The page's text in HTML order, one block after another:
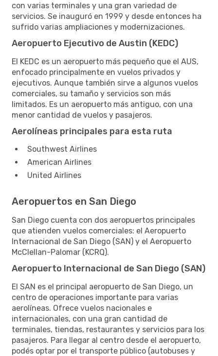
con varias terminales y una gran variedad de
servicios. Se inauguró en 1999 y desde entonces ha
sufrido varias ampliaciones y modernizaciones.
Aeropuerto Ejecutivo de Austin (KEDC)
El KEDC es un aeropuerto más pequeño que el AUS,
enfocado principalmente en vuelos privados y
ejecutivos. Aunque también sirve a algunos vuelos
comerciales, su tamaño y servicios son más
limitados. Es un aeropuerto más antiguo, con una
menor cantidad de vuelos y pasajeros.
Aerolíneas principales para esta ruta
Southwest Airlines
American Airlines
United Airlines
Aeropuertos en San Diego
San Diego cuenta con dos aeropuertos principales
que atienden vuelos comerciales: el Aeropuerto
Internacional de San Diego (SAN) y el Aeropuerto
McClellan-Palomar (KCRQ).
Aeropuerto Internacional de San Diego (SAN)
El SAN es el principal aeropuerto de San Diego, un
centro de operaciones importante para varias
aerolíneas. Ofrece vuelos nacionales e
internacionales, con una gran cantidad de
terminales, tiendas, restaurantes y servicios para los
pasajeros. Para llegar al centro desde el aeropuerto,
podés optar por el transporte público (autobuses y